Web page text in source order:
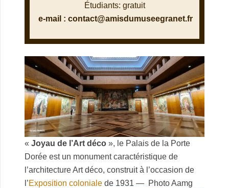
Étudiants: gratuit
e-mail : contact@amisdumuseegranet.fr
« Joyau de l’Art déco », le Palais de la Porte
Dorée est un monument caractéristique de
l’architecture Art déco, construit à l’occasion de
l’Exposition coloniale de 1931 — Photo Aamg